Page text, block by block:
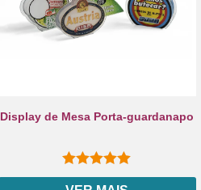
Display de Mesa Porta-guardanapo
0out of 5